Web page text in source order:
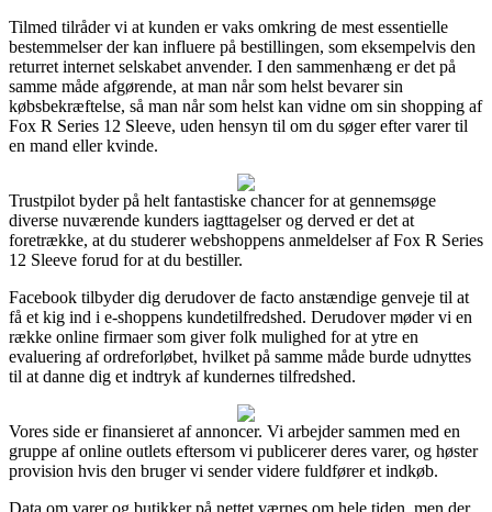
Tilmed tilråder vi at kunden er vaks omkring de mest essentielle
bestemmelser der kan influere på bestillingen, som eksempelvis den
returret internet selskabet anvender. I den sammenhæng er det på
samme måde afgørende, at man når som helst bevarer sin
købsbekræftelse, så man når som helst kan vidne om sin shopping af
Fox R Series 12 Sleeve, uden hensyn til om du søger efter varer til
en mand eller kvinde.
Trustpilot byder på helt fantastiske chancer for at gennemsøge
diverse nuværende kunders iagttagelser og derved er det at
foretrække, at du studerer webshoppens anmeldelser af Fox R Series
12 Sleeve forud for at du bestiller.
Facebook tilbyder dig derudover de facto anstændige genveje til at
få et kig ind i e-shoppens kundetilfredshed. Derudover møder vi en
række online firmaer som giver folk mulighed for at ytre en
evaluering af ordreforløbet, hvilket på samme måde burde udnyttes
til at danne dig et indtryk af kundernes tilfredshed.
Vores side er finansieret af annoncer. Vi arbejder sammen med en
gruppe af online outlets eftersom vi publicerer deres varer, og høster
provision hvis den bruger vi sender videre fuldfører et indkøb.
Data om varer og butikker på nettet værnes om hele tiden, men der